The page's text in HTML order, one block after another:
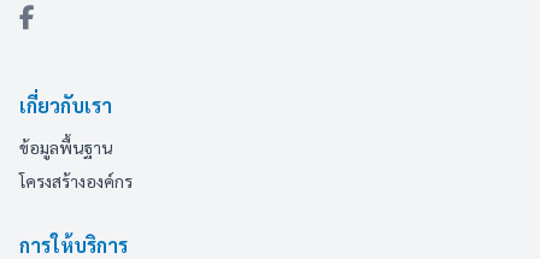
เกี่ยวกับเรา
ข้อมูลพื้นฐาน
โครงสร้างองค์กร
การให้บริการ